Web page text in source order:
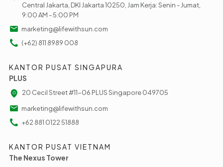
Central Jakarta, DKI Jakarta 10250, Jam Kerja: Senin - Jumat,
9:00 AM - 5:00 PM
marketing@lifewithsun.com
(+62) 811 8989 008
KANTOR PUSAT SINGAPURA
PLUS
20 Cecil Street #11-06 PLUS Singapore 049705
marketing@lifewithsun.com
+62 881 0122 51888
KANTOR PUSAT VIETNAM
The Nexus Tower